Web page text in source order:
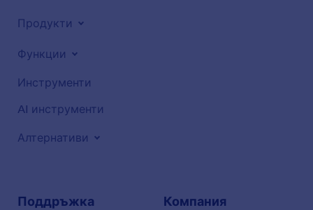
Продукти
Функции
Инструменти
AI инструменти
Алтернативи
Поддръжка Компания